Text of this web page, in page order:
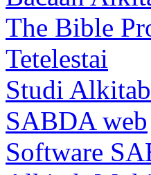
The Bible
Tetelestai
Studi
SABDA web
Software